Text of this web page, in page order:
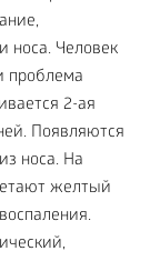
носа. Человек
проблема
2-ая
Появляются
носа. На
желтый